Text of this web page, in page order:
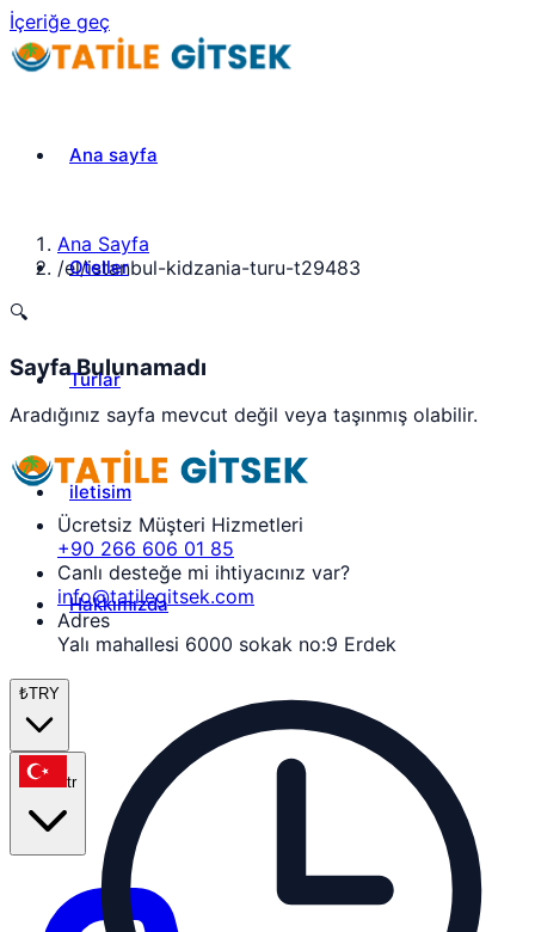
İçeriğe geç
Ana sayfa
Oteller
Turlar
iletisim
Hakkımızda
₺TRY
tr
Ana Sayfa
/el/istanbul-kidzania-turu-t29483
🔍
Sayfa Bulunamadı
Aradığınız sayfa mevcut değil veya taşınmış olabilir.
Ücretsiz Müşteri Hizmetleri
+90 266 606 01 85
Canlı desteğe mi ihtiyacınız var?
info@tatilegitsek.com
Adres
Yalı mahallesi 6000 sokak no:9 Erdek